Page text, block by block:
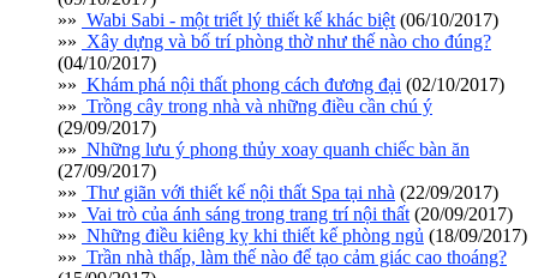
»» Wabi Sabi - một triết lý thiết kế khác biệt (06/10/2017)
»» Xây dựng và bố trí phòng thờ như thế nào cho đúng?
(04/10/2017)
»» Khám phá nội thất phong cách đương đại (02/10/2017)
»» Trồng cây trong nhà và những điều cần chú ý
(29/09/2017)
»» Những lưu ý phong thủy xoay quanh chiếc bàn ăn
(27/09/2017)
»» Thư giãn với thiết kế nội thất Spa tại nhà (22/09/2017)
»» Vai trò của ánh sáng trong trang trí nội thất (20/09/2017)
»» Những điều kiêng kỵ khi thiết kế phòng ngủ (18/09/2017)
»» Trần nhà thấp, làm thế nào để tạo cảm giác cao thoáng?